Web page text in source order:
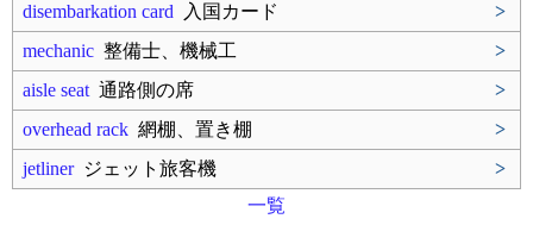
disembarkation card 入国カード
>
mechanic 整備士、機械工
>
aisle seat 通路側の席
>
overhead rack 網棚、置き棚
>
jetlinerジェット旅客機
>
一覧